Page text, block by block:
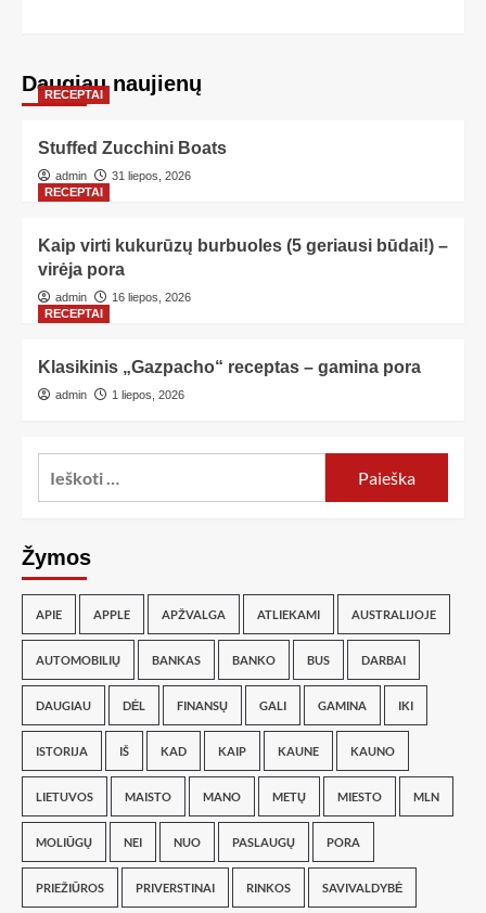
Daugiau naujienų
RECEPTAI
Stuffed Zucchini Boats
admin
31 liepos, 2026
RECEPTAI
Kaip virti kukurūzų burbuoles (5 geriausi būdai!) –
virėja pora
admin
16 liepos, 2026
RECEPTAI
Klasikinis „Gazpacho“ receptas – gamina pora
admin 1 liepos, 2026
Žymos
APIE APPLE APŽVALGA ATLIEKAMI AUSTRALIJOJE
AUTOMOBILIŲ BANKAS BANKO BUS DARBAI
DAUGIAU DĖL FINANSŲ GALI GAMINA IKI
ISTORIJA IŠ KAD KAIP KAUNE KAUNO
LIETUVOS MAISTO MANO METŲ MIESTO MLN
MOLIŪGŲ NEI NUO PASLAUGŲ PORA
PRIEŽIŪROS PRIVERSTINAI RINKOS SAVIVALDYBĖ